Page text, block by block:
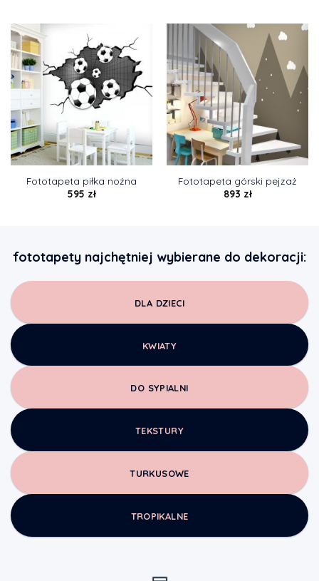
Fototapeta piłka nożna
595 zł
Fototapeta górski pejzaż
893 zł
fototapety najchętniej wybierane do dekoracji:
DLA DZIECI
KWIATY
DO SYPIALNI
TEKSTURY
TURKUSOWE
TROPIKALNE